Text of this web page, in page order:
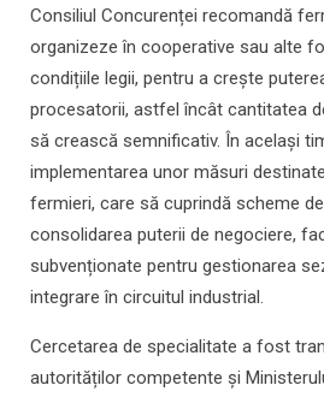
Consiliul Concurenței recomandă
organizeze în cooperative sau alte
condițiile legii, pentru a crește
procesatorii, astfel încât cantitatea
să crească semnificativ. În același
implementarea unor măsuri
fermieri, care să cuprindă scheme
consolidarea puterii de negociere,
subvenționate pentru gestionarea
integrare în circuitul industrial.
Cercetarea de specialitate a fost
autorităților competente și